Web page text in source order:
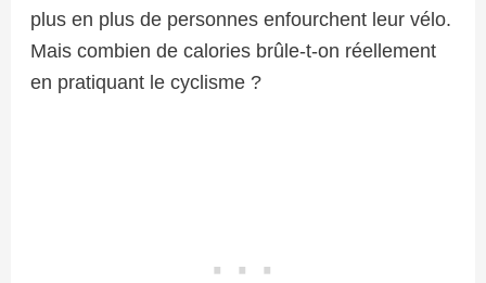
plus en plus de personnes enfourchent leur vélo.
Mais combien de calories brûle-t-on réellement
en pratiquant le cyclisme ?